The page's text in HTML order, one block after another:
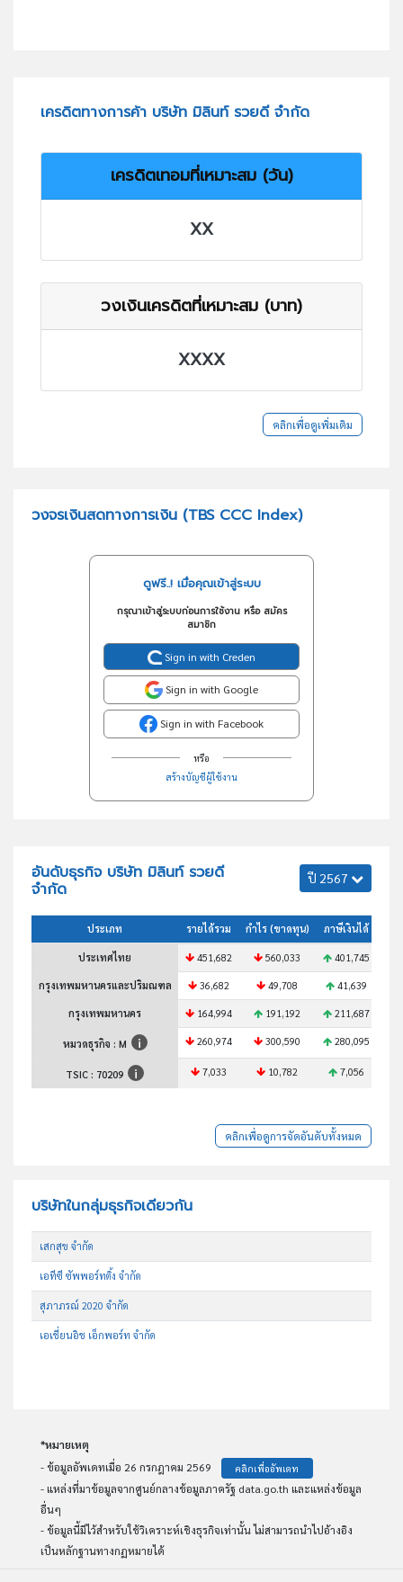
เครดิตทางการค้า บริษัท มิลินท์ รวยดี จำกัด
เครดิตเทอมที่เหมาะสม (วัน)
XX
วงเงินเครดิตที่เหมาะสม (บาท)
XXXX
คลิกเพื่อดูเพิ่มเติม
วงจรเงินสดทางการเงิน (TBS CCC Index)
ดูฟรี..! เมื่อคุณเข้าสู่ระบบ
กรุณาเข้าสู่ระบบก่อนการใช้งาน หรือ สมัคร
สมาชิก
Sign in with Creden
Sign in with Google
Sign in with Facebook
หรือ
สร้างบัญชีผู้ใช้งาน
อันดับธุรกิจ บริษัท มิลินท์ รวยดี
จำกัด
ปี 2567
ประเภท รายได้รวม กำไร (ขาดทุน) ภาษีเงินได้
ประเทศไทย 451,682 560,033 401,745
กรุงเทพมหานครและปริมณฑล 36,682 49,708 41,639
กรุงเทพมหานคร 164,994 191,192 211,687
หมวดธุรกิจ : M 260,974 300,590 280,095
TSIC : 70209 7,033 10,782 7,056
คลิกเพื่อดูการจัดอันดับทั้งหมด
บริษัทในกลุ่มธุรกิจเดียวกัน
เสกสุข จำกัด
เอทีซี ซัพพอร์ทติ้ง จำกัด
สุภาภรณ์ 2020 จำกัด
เอเชี่ยนอิช เอ็กพอร์ท จำกัด
*หมายเหตุ
- ข้อมูลอัพเดทเมื่อ 26 กรกฎาคม 2569
คลิกเพื่ออัพเดท
- แหล่งที่มาข้อมูลจากศูนย์กลางข้อมูลภาครัฐ data.go.th และแหล่งข้อมูล
อื่นๆ
- ข้อมูลนี้มีไว้สำหรับใช้วิเคราะห์เชิงธุรกิจเท่านั้น ไม่สามารถนำไปอ้างอิง
เป็นหลักฐานทางกฏหมายได้